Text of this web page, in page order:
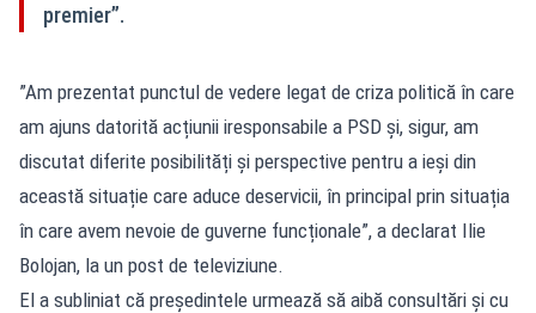
premier”.
”Am prezentat punctul de vedere legat de criza politică în care
am ajuns datorită acțiunii iresponsabile a PSD și, sigur, am
discutat diferite posibilități și perspective pentru a ieși din
această situație care aduce deservicii, în principal prin situația
în care avem nevoie de guverne funcționale”, a declarat Ilie
Bolojan, la un post de televiziune.
El a subliniat că președintele urmează să aibă consultări și cu